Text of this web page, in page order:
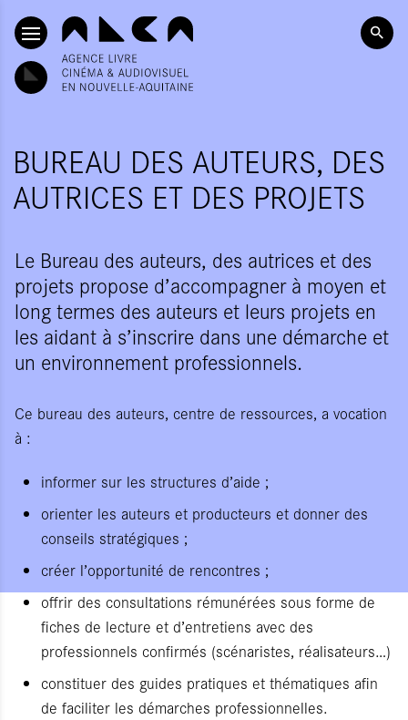
ALLER AU CONTENU PRINCIPAL
BUREAU DES AUTEURS, DES
AUTRICES ET DES PROJETS
Le Bureau des auteurs, des autrices et des
projets propose d’accompagner à moyen et
long termes des auteurs et leurs projets en
les aidant à s’inscrire dans une démarche et
un environnement professionnels.
Ce bureau des auteurs, centre de ressources, a vocation
à :
informer sur les structures d’aide ;
orienter les auteurs et producteurs et donner des
conseils stratégiques ;
créer l’opportunité de rencontres ;
offrir des consultations rémunérées sous forme de
fiches de lecture et d’entretiens avec des
professionnels confirmés (scénaristes, réalisateurs…)
constituer des guides pratiques et thématiques afin
de faciliter les démarches professionnelles.